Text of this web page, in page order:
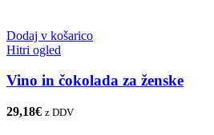
Dodaj v košarico
Hitri ogled
Vino in čokolada za ženske
29,18€ z DDV